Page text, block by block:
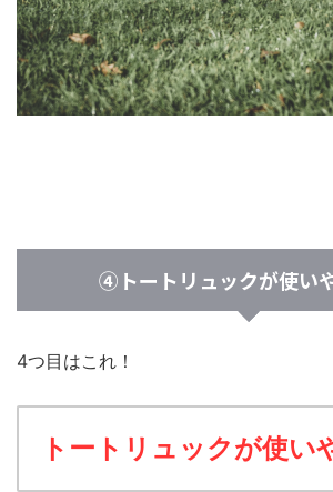
④トートリュックが使い
4つ目はこれ！
トートリュックが使い